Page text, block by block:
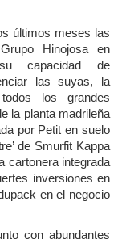
últimos meses las
Hinojosa en
capacidad de
las suyas, la
los grandes
la planta madrileña
por Petit en suelo
de Smurfit Kappa
cartonera integrada
inversiones en
en el negocio
con abundantes